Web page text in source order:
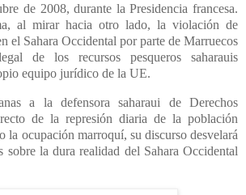
de 2008, durante la Presidencia francesa.
al mirar hacia otro lado, la violación de
el Sahara Occidental por parte de Marruecos
de los recursos pesqueros saharauis
equipo jurídico de la UE.
a la defensora saharaui de Derechos
de la represión diaria de la población
la ocupación marroquí, su discurso desvelará
sobre la dura realidad del Sahara Occidental